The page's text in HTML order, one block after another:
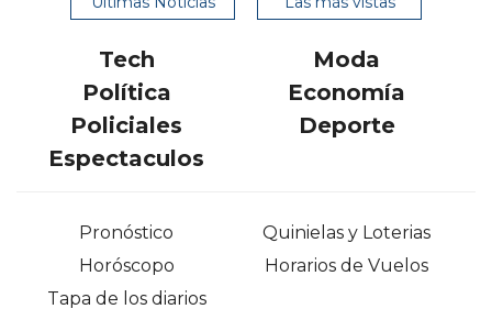
Tech
Moda
Política
Economía
Policiales
Deporte
Espectaculos
Pronóstico
Quinielas y Loterias
Horóscopo
Horarios de Vuelos
Tapa de los diarios